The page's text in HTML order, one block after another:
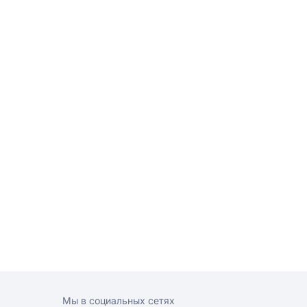
Мы в социальных сетях